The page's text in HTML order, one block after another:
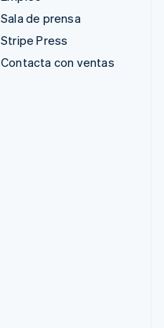
Sala de prensa
Stripe Press
Contacta con ventas